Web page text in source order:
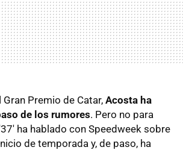
Premio de Catar, Acosta ha
de los rumores. Pero no para
ha hablado con Speedweek sobre
de temporada y, de paso, ha